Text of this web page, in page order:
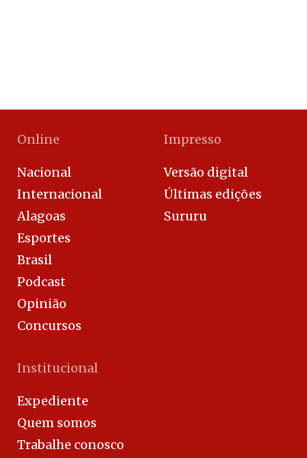
Online
Nacional
Internacional
Alagoas
Esportes
Brasil
Podcast
Opinião
Concursos
Impresso
Versão digital
Últimas edições
Sururu
Institucional
Expediente
Quem somos
Trabalhe conosco